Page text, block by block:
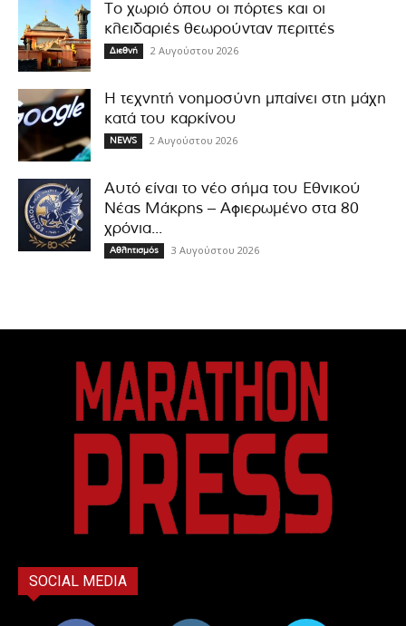
Το χωριό όπου οι πόρτες και οι
κλειδαριές θεωρούνταν περιττές
Διεθνή 2 Αυγούστου 2026
Η τεχνητή νοημοσύνη μπαίνει στη μάχη
κατά του καρκίνου
NEWS 2 Αυγούστου 2026
Αυτό είναι το νέο σήμα του Εθνικού
Νέας Μάκρης – Αφιερωμένο στα 80
χρόνια...
Αθλητισμός 3 Αυγούστου 2026
SOCIAL MEDIA